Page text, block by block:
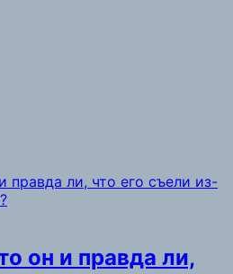
он и правда ли,